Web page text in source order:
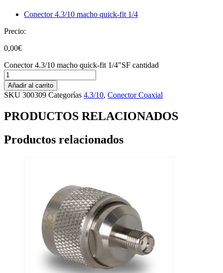
Conector 4.3/10 macho quick-fit 1/4
Precio:
0,00€
Conector 4.3/10 macho quick-fit 1/4"SF cantidad
Añadir al carrito
SKU 300309 Categorías 4.3/10, Conector Coaxial
PRODUCTOS RELACIONADOS
Productos relacionados